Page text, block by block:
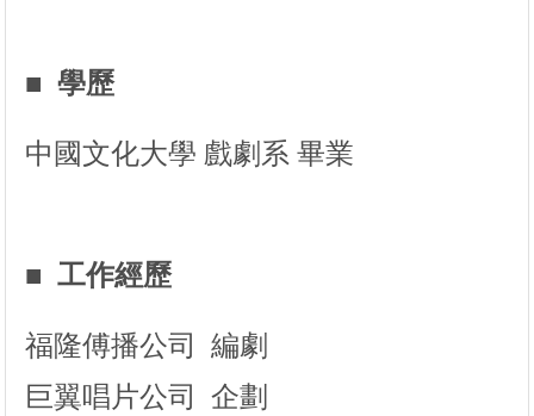
■ 學歷
中國文化大學 戲劇系 畢業
■ 工作經歷
福隆傅播公司 編劇
巨翼唱片公司 企劃